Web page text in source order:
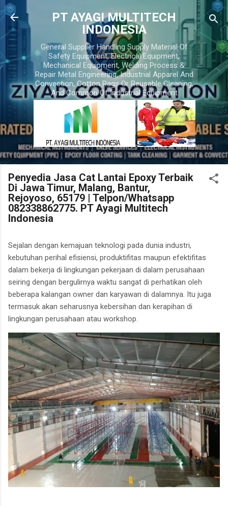
Skip to main content
PT AYAGI MULTITECH
INDONESIA
General Supplier Handling Supply Material Of
Safety Equipment, Electrical Equipment,
Mechanical Equipment, Welding Process &
Repair Metal Engineering, Industrial Apparel And
Convection, Cotton Rags Or Reusable Cleaning,
And Common Of Industrial Equipment
Penyedia Jasa Cat Lantai Epoxy Terbaik
Di Jawa Timur, Malang, Bantur,
Rejoyoso, 65179 | Telpon/Whatsapp
082338862775. PT Ayagi Multitech
Indonesia
Sejalan dengan kemajuan teknologi pada dunia industri,
kebutuhan perihal efisiensi, produktifitas maupun efektifitas
dalam bekerja di lingkungan pekerjaan di dalam perusahaan
seiring dengan bergulirnya waktu sangat di perhatikan oleh
beberapa kalangan owner dan karyawan di dalamnya. Itu juga
termasuk akan seharusnya kebersihan dan kerapihan di
lingkungan perusahaan atau workshop.